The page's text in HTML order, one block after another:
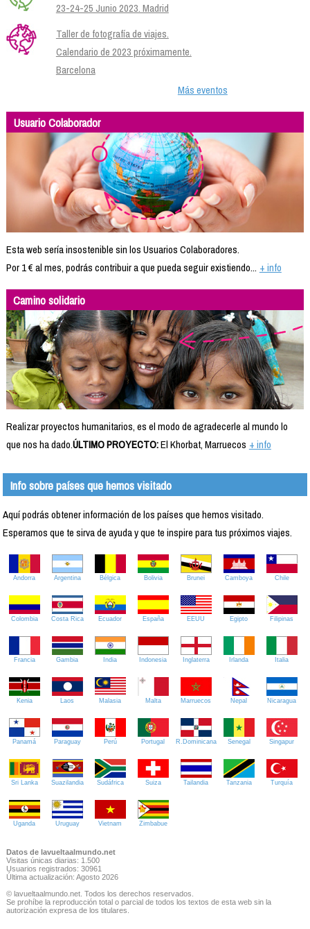
23-24-25 Junio 2023. Madrid
Taller de fotografía de viajes.
Calendario de 2023 próximamente.
Barcelona
Más eventos
Usuario Colaborador
Esta web sería insostenible sin los Usuarios Colaboradores.
Por 1 € al mes, podrás contribuir a que pueda seguir existiendo... + info
Camino solidario
Realizar proyectos humanitarios, es el modo de agradecerle al mundo lo
que nos ha dado.ÚLTIMO PROYECTO:El Khorbat, Marruecos + info
Info sobre países que hemos visitado
Aquí podrás obtener información de los países que hemos visitado.
Esperamos que te sirva de ayuda y que te inspire para tus próximos viajes.
Andorra Argentina Bélgica Bolivia Brunei Camboya Chile
Colombia Costa Rica Ecuador España EEUU Egipto Filipinas
Francia Gambia India Indonesia Inglaterra Irlanda Italia
Kenia Laos Malasia Malta Marruecos Nepal Nicaragua
Panamá Paraguay Perú Portugal R.Dominicana Senegal Singapur
Sri Lanka Suazilandia Sudáfrica Suiza Tailandia Tanzania Turquía
Uganda Uruguay Vietnam Zimbabue
Datos de lavueltaalmundo.net
Visitas únicas diarias: 1.500
Usuarios registrados: 30961
Última actualización: Agosto 2026
© lavueltaalmundo.net. Todos los derechos reservados.
Se prohíbe la reproducción total o parcial de todos los textos de esta web sin la
autorización expresa de los titulares.